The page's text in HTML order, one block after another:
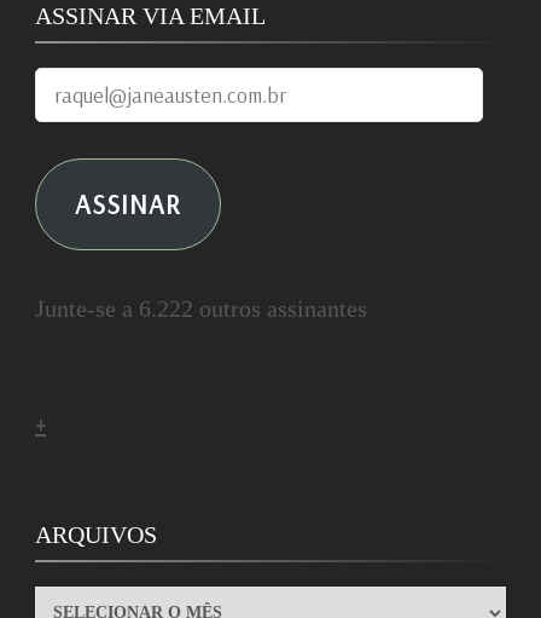
ASSINAR VIA EMAIL
raquel@janeausten.com.br
ASSINAR
Junte-se a 6.222 outros assinantes
+
ARQUIVOS
ARQUIVOS